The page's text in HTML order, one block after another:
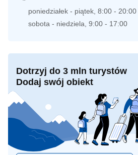
poniedziałek - piątek, 8:00 - 20:00
sobota - niedziela, 9:00 - 17:00
Dotrzyj do 3 mln turystów
Dodaj swój obiekt